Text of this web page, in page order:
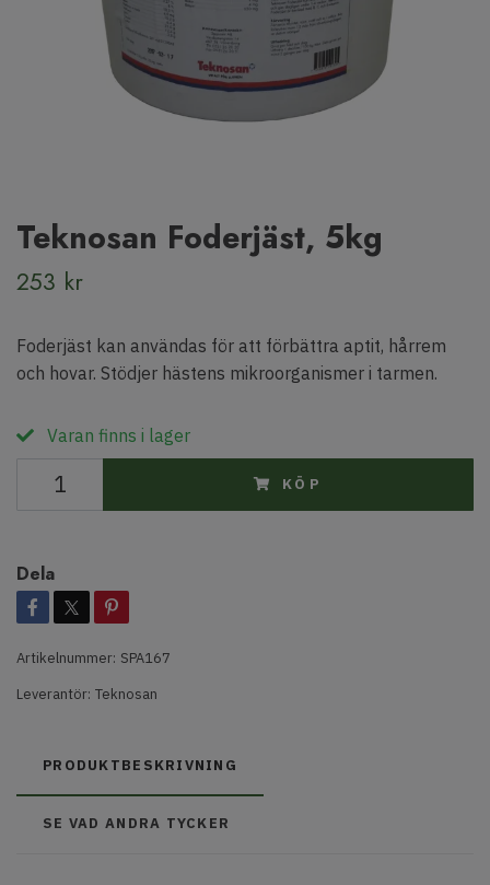
Teknosan Foderjäst, 5kg
253 kr
Foderjäst kan användas för att förbättra aptit, hårrem
och hovar. Stödjer hästens mikroorganismer i tarmen.
Varan finns i lager
KÖP
Dela
Artikelnummer: SPA167
Leverantör: Teknosan
PRODUKTBESKRIVNING
SE VAD ANDRA TYCKER